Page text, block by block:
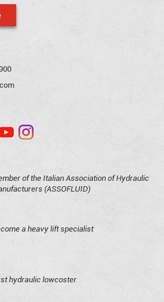
of the Italian Association of Hydraulic
(ASSOFLUID)
a heavy lift specialist
hydraulic lowcoster